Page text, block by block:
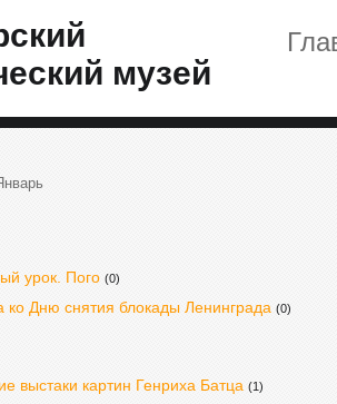
музей
урок. Пого (0)
ко Дню снятия блокады Ленинграда (0)
выстаки картин Генриха Батца (1)